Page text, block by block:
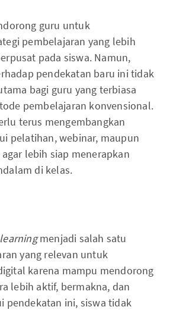
guru untuk
pembelajaran yang lebih
pada siswa. Namun,
pendekatan baru ini tidak
bagi guru yang terbiasa
pembelajaran konvensional.
terus mengembangkan
pelatihan, webinar, maupun
lebih siap menerapkan
di kelas.
menjadi salah satu
yang relevan untuk
karena mampu mendorong
lebih aktif, bermakna, dan
pendekatan ini, siswa tidak